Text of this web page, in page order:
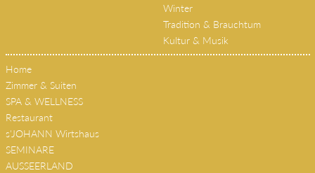
Winter
Tradition & Brauchtum
Kultur & Musik
Home
Zimmer & Suiten
SPA & WELLNESS
Restaurant
s'JOHANN Wirtshaus
SEMINARE
AUSSEERLAND